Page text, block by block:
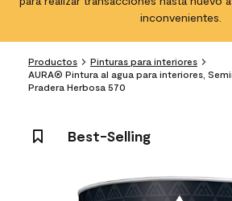
inconvenientes.
Productos
Pinturas para interiores
AURA® Pintura al agua para interiores,
Pradera Herbosa 570
Best-Selling